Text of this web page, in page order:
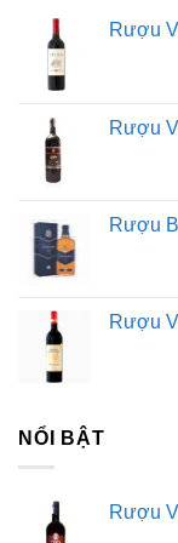
cho môi trường,
Sử dụng
thể cải thiện
Ly rượu vang
ly rượu vang
Ly rượu
chữ U của nó
hơn.
độ thấp bằng
vang hồng
Ly rượu
Rượu
Rượu
Rượu
Rượu
NỔI BẬT
Rượu